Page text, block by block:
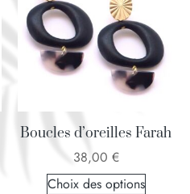
Boucles d’oreilles Farah
38,00 €
Choix des options